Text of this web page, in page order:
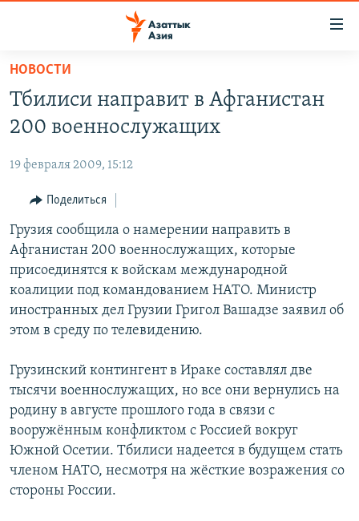
Вернуться
основному
содержанию
навигации
Вернутся
поиску
ЦЕНТРАЛЬНАЯ АЗИЯ
УЗБЕКИСТАН
ТАДЖИКИСТАН
НА ДРУГИХ ЯЗЫКАХ
ҚАЗАҚША
КЫРГЫЗЧА
ТОҶИКӢ
TÜRKMENÇE
Все сайты РСЕ/РС
НОВОСТИ
Тбилиси направит в Афганистан
200 военнослужащих
19 февраля 2009, 15:12
Поделиться
Грузия сообщила о намерении направить в
Афганистан 200 военнослужащих, которые
присоединятся к войскам международной
коалиции под командованием НАТО. Министр
иностранных дел Грузии Григол Вашадзе заявил об
этом в среду по телевидению.
Грузинский контингент в Ираке составлял две
тысячи военнослужащих, но все они вернулись на
родину в августе прошлого года в связи с
вооружённым конфликтом с Россией вокруг
Южной Осетии. Тбилиси надеется в будущем стать
членом НАТО, несмотря на жёсткие возражения со
стороны России.